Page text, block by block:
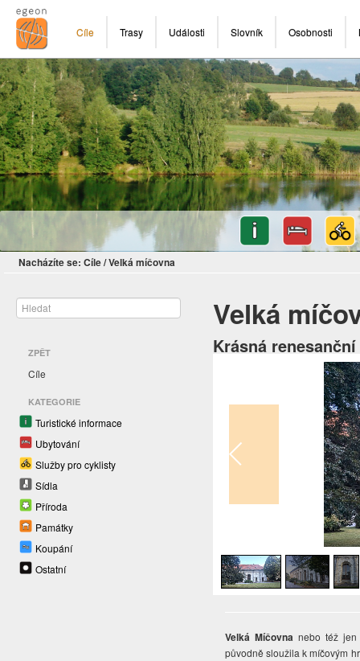
Cíle Trasy Události Slovník Osobnosti
Nacházíte se: Cíle/Velká míčovna
ZPĚT
Cíle
KATEGORIE
Turistické informace
Ubytování
Služby pro cyklisty
Sídla
Příroda
Památky
Koupání
Ostatní
Velká
Krásná
Velká Míčovna nebo též
původně sloužila k míčovým